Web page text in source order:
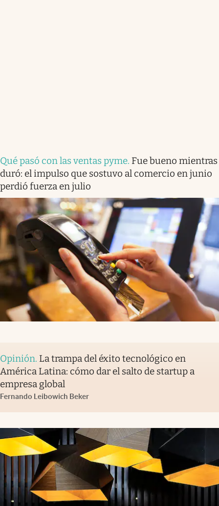
Qué pasó con las ventas pyme. Fue bueno mientras
duró: el impulso que sostuvo al comercio en junio
perdió fuerza en julio
Opinión. La trampa del éxito tecnológico en
América Latina: cómo dar el salto de startup a
empresa global
Fernando Leibowich Beker